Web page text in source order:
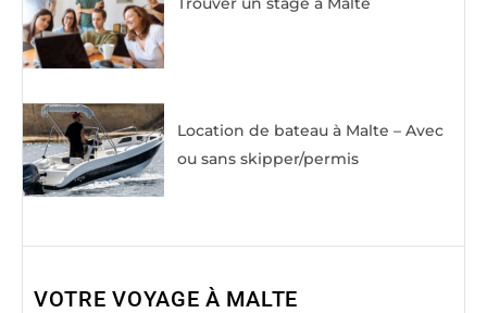
Location de bateau à Malte – Avec
ou sans skipper/permis
VOTRE VOYAGE À MALTE